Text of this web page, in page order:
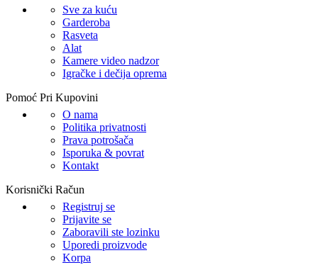
Sve za kuću
Garderoba
Rasveta
Alat
Kamere video nadzor
Igračke i dečija oprema
Pomoć Pri Kupovini
O nama
Politika privatnosti
Prava potrošača
Isporuka & povrat
Kontakt
Korisnički Račun
Registruj se
Prijavite se
Zaboravili ste lozinku
Uporedi proizvode
Korpa